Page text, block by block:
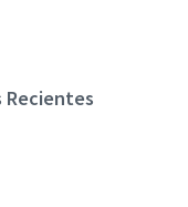
Recientes